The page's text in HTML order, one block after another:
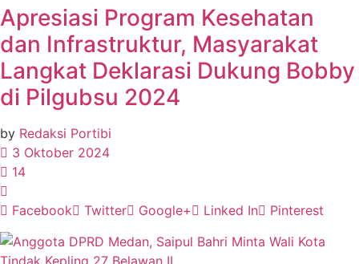
Apresiasi Program Kesehatan
dan Infrastruktur, Masyarakat
Langkat Deklarasi Dukung Bobby
di Pilgubsu 2024
by Redaksi Portibi
3 Oktober 2024
14
Facebook Twitter Google+ Linked In Pinterest